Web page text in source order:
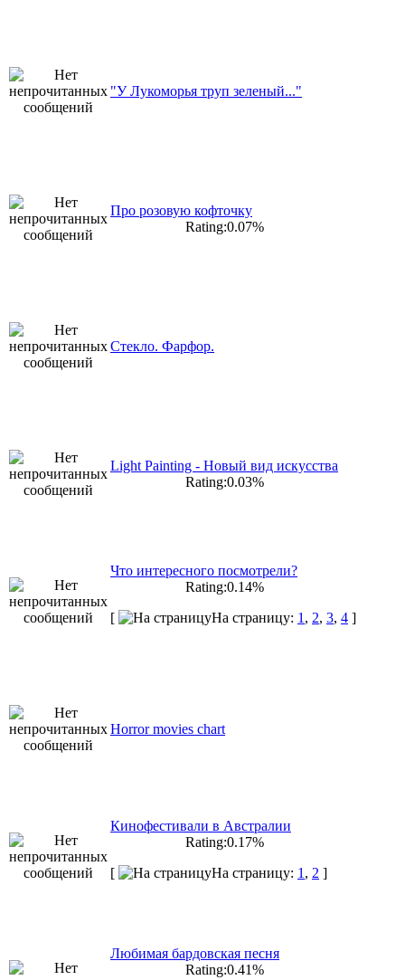
"У Лукоморья труп зеленый..."
Про розовую кофточку
Rating:0.07%
Стекло. Фарфор.
Light Painting - Новый вид искусства
Rating:0.03%
Что интересного посмотрели?
Rating:0.14%
[
На страницу: 1 , 2, 3, 4 ]
Horror movies chart
Кинофестивали в Австралии
Rating:0.17%
[
На страницу: 1 , 2 ]
Любимая бардовская песня
Rating:0.41%